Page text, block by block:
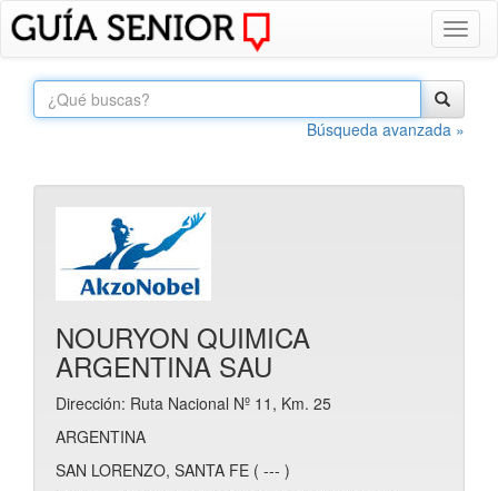
Búsqueda avanzada »
NOURYON QUIMICA
ARGENTINA SAU
Dirección: Ruta Nacional Nº 11, Km. 25
ARGENTINA
SAN LORENZO, SANTA FE ( --- )